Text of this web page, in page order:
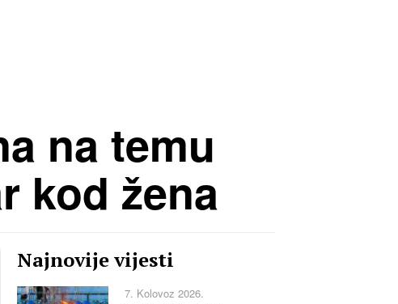
na temu
kod žena
Najnovije vijesti
7. Kolovoz 2026.